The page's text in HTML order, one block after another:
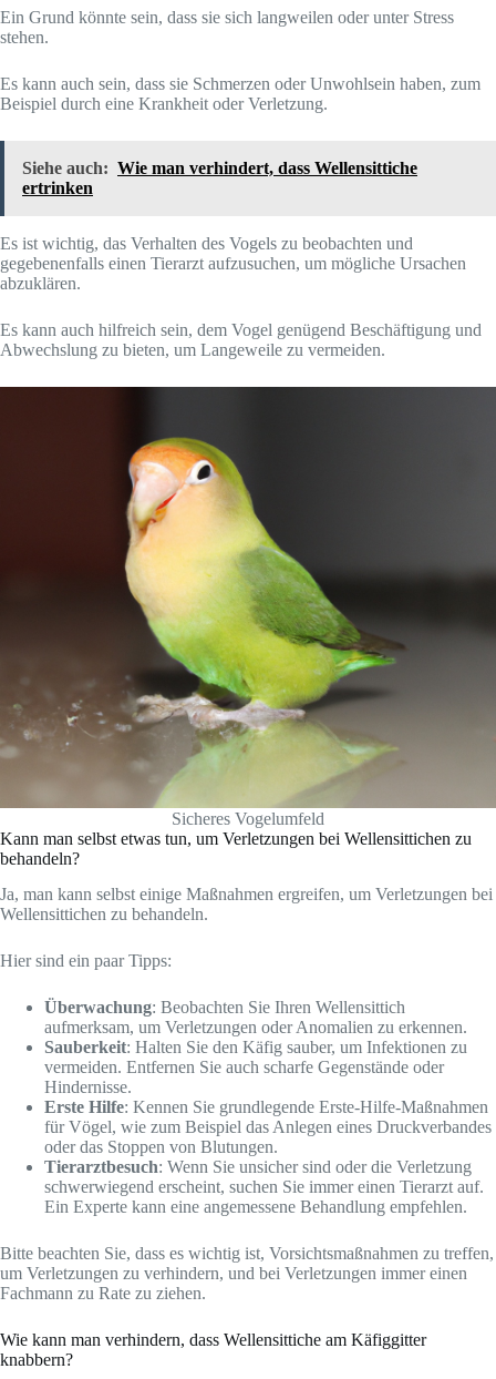
Ein Grund könnte sein, dass sie sich langweilen oder unter Stress
stehen.
Es kann auch sein, dass sie Schmerzen oder Unwohlsein haben, zum
Beispiel durch eine Krankheit oder Verletzung.
Siehe auch: Wie man verhindert, dass Wellensittiche
ertrinken
Es ist wichtig, das Verhalten des Vogels zu beobachten und
gegebenenfalls einen Tierarzt aufzusuchen, um mögliche Ursachen
abzuklären.
Es kann auch hilfreich sein, dem Vogel genügend Beschäftigung und
Abwechslung zu bieten, um Langeweile zu vermeiden.
Sicheres Vogelumfeld
Kann man selbst etwas tun, um Verletzungen bei Wellensittichen zu
behandeln?
Ja, man kann selbst einige Maßnahmen ergreifen, um Verletzungen bei
Wellensittichen zu behandeln.
Hier sind ein paar Tipps:
Überwachung: Beobachten Sie Ihren Wellensittich
aufmerksam, um Verletzungen oder Anomalien zu erkennen.
Sauberkeit: Halten Sie den Käfig sauber, um Infektionen zu
vermeiden. Entfernen Sie auch scharfe Gegenstände oder
Hindernisse.
Erste Hilfe: Kennen Sie grundlegende Erste-Hilfe-Maßnahmen
für Vögel, wie zum Beispiel das Anlegen eines Druckverbandes
oder das Stoppen von Blutungen.
Tierarztbesuch: Wenn Sie unsicher sind oder die Verletzung
schwerwiegend erscheint, suchen Sie immer einen Tierarzt auf.
Ein Experte kann eine angemessene Behandlung empfehlen.
Bitte beachten Sie, dass es wichtig ist, Vorsichtsmaßnahmen zu treffen,
um Verletzungen zu verhindern, und bei Verletzungen immer einen
Fachmann zu Rate zu ziehen.
Wie kann man verhindern, dass Wellensittiche am Käfiggitter
knabbern?